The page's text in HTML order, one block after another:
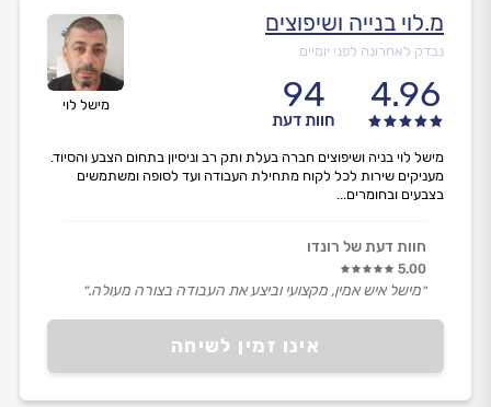
מישל לוי
מ.לוי בנייה ושיפוצים
נבדק לאחרונה לפני יומיים
4.96
94
חוות דעת
אינו זמין לשיחה
מישל לוי בניה ושיפוצים חברה בעלת ותק רב וניסיון בתחום הצבע והסיוד.
מעניקים שירות לכל לקוח מתחילת העבודה ועד לסופה ומשתמשים
בצבעים ובחומרים...
חוות דעת של רונדו
5.00
״מישל איש אמין, מקצועי וביצע את העבודה בצורה מעולה.״